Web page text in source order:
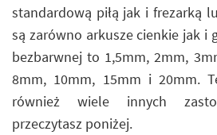
standardową piłą jak i frezarką
są zarówno arkusze cienkie jak i
bezbarwnej to 1,5mm, 2mm,
8mm, 10mm, 15mm i 20mm.
również wiele innych
przeczytasz poniżej.